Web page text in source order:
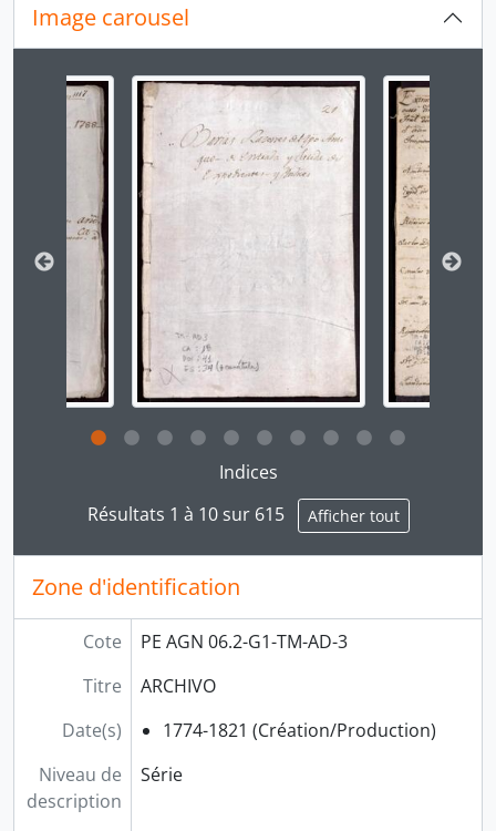
[Sección] GOBIERNO
[Sección] JUDICIAL
[Sección] REPÚBLICA
[Fonds] CORTE SUPERIOR DE JUSTICIA
[Fonds] MINISTERIO DE GOBIERNO Y POLICÍA
[Fonds] MINISTERIO DE HACIENDA Y COMERCIO
[Fonds] COMISIÓN NACIONAL DEL SESQUICENTENARIO DE LA INDEPENDENCIA DEL PERÚ
[Fonds] ARCHIVO AGRARIO
[Agrupación documental] FONDOS FÁCTICOS
[Agrupación documental] PROTOCOLOS NOTARIALES
[Agrupación documental] COLECCIONES
Image carousel
Changer la présente diapositive de ce carrousel
Clicking this description title link will open the
Indices
Résultats 1 à 10 sur 615
Afficher tout
Zone d'identification
Cote
PE AGN 06.2-G1-TM-AD-3
Titre
ARCHIVO
Date(s)
1774-1821 (Création/Production)
Niveau de
description
Série